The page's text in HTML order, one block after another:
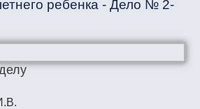
ребенка - Дело № 2-